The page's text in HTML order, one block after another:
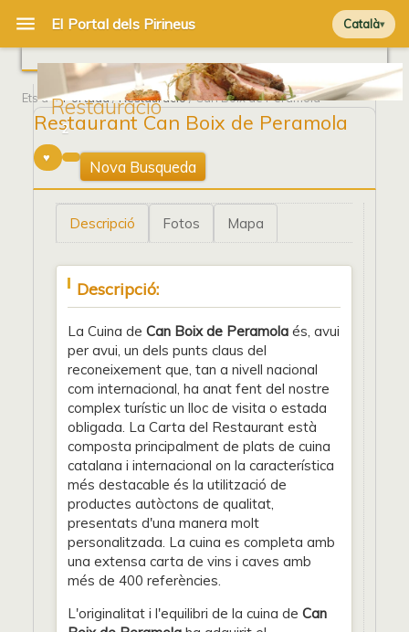
Català
Restauració
Ets a Portada/ Restauració/ Can Boix de Peramola
Restaurant Can Boix de Peramola
2
Nova Busqueda
Descripció Fotos Mapa
Descripció:
La Cuina de Can Boix de Peramola és, avui
per avui, un dels punts claus del
reconeixement que, tan a nivell nacional
com internacional, ha anat fent del nostre
complex turístic un lloc de visita o estada
obligada. La Carta del Restaurant està
composta principalment de plats de cuina
catalana i internacional on la característica
més destacable és la utilització de
productes autòctons de qualitat,
presentats d'una manera molt
personalitzada. La cuina es completa amb
una extensa carta de vins i caves amb
més de 400 referències.
L'originalitat i l'equilibri de la cuina de Can